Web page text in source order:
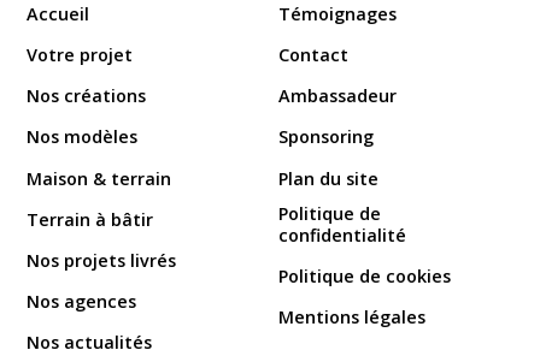
Accueil
Votre projet
Nos créations
Nos modèles
Maison & terrain
Terrain à bâtir
Nos projets livrés
Nos agences
Nos actualités
Témoignages
Contact
Ambassadeur
Sponsoring
Plan du site
Politique de
confidentialité
Politique de cookies
Mentions légales